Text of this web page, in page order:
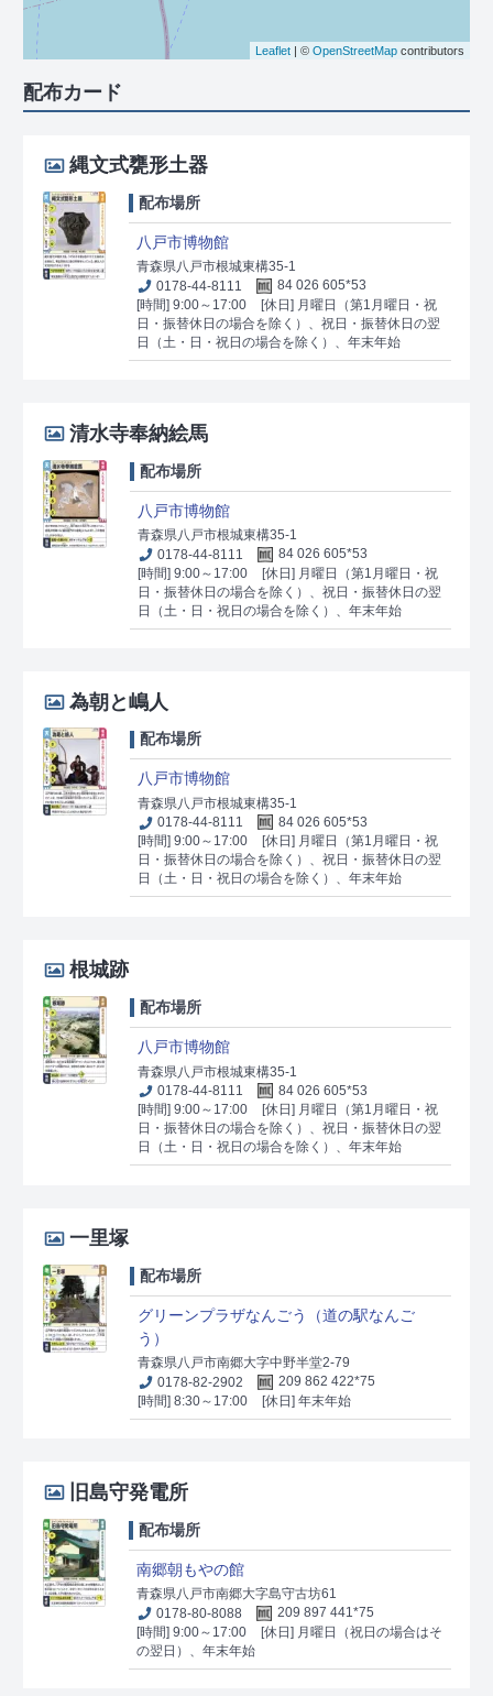
Leaflet | © OpenStreetMap contributors
配布カード
縄文式甕形土器
配布場所
八戸市博物館
青森県八戸市根城東構35-1
0178-44-8111
84 026 605*53
[時間] 9:00～17:00
[休日] 月曜日（第1月曜日・祝
日・振替休日の場合を除く）、祝日・振替休日の翌
日（土・日・祝日の場合を除く）、年末年始
清水寺奉納絵馬
配布場所
八戸市博物館
青森県八戸市根城東構35-1
0178-44-8111
84 026 605*53
[時間] 9:00～17:00
[休日] 月曜日（第1月曜日・祝
日・振替休日の場合を除く）、祝日・振替休日の翌
日（土・日・祝日の場合を除く）、年末年始
為朝と嶋人
配布場所
八戸市博物館
青森県八戸市根城東構35-1
0178-44-8111
84 026 605*53
[時間] 9:00～17:00
[休日] 月曜日（第1月曜日・祝
日・振替休日の場合を除く）、祝日・振替休日の翌
日（土・日・祝日の場合を除く）、年末年始
根城跡
配布場所
八戸市博物館
青森県八戸市根城東構35-1
0178-44-8111
84 026 605*53
[時間] 9:00～17:00
[休日] 月曜日（第1月曜日・祝
日・振替休日の場合を除く）、祝日・振替休日の翌
日（土・日・祝日の場合を除く）、年末年始
一里塚
配布場所
グリーンプラザなんごう（道の駅なんご
う）
青森県八戸市南郷大字中野半堂2-79
0178-82-2902
209 862 422*75
[時間] 8:30～17:00
[休日] 年末年始
旧島守発電所
配布場所
南郷朝もやの館
青森県八戸市南郷大字島守古坊61
0178-80-8088
209 897 441*75
[時間] 9:00～17:00
[休日] 月曜日（祝日の場合はそ
の翌日）、年末年始